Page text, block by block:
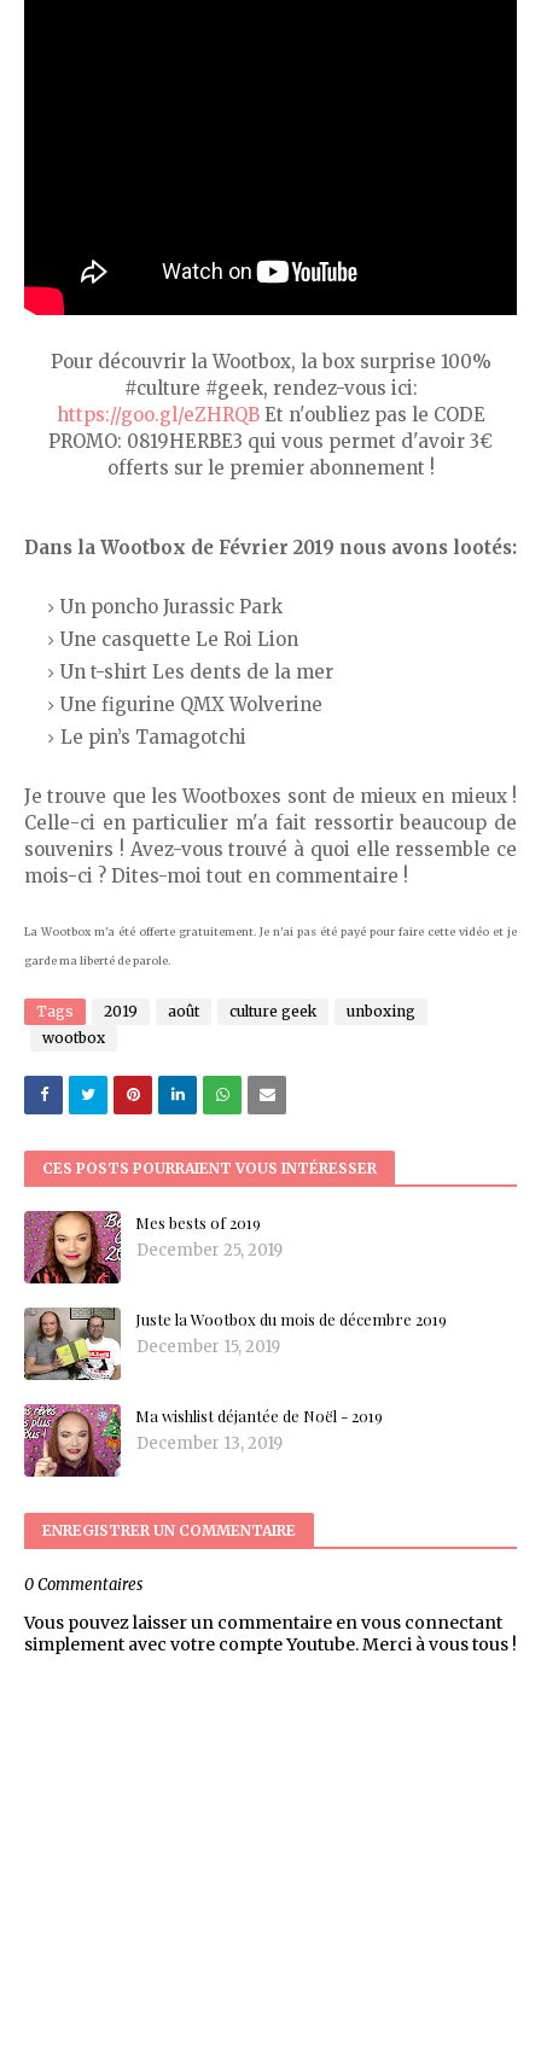
Pour découvrir la Wootbox, la box surprise 100%
#culture #geek, rendez-vous ici:
https://goo.gl/eZHRQBEt n'oubliez pas le CODE
PROMO: 0819HERBE3 qui vous permet d'avoir 3€
offerts sur le premier abonnement !
Dans la Wootbox de Février 2019 nous avons lootés:
Un poncho Jurassic Park
Une casquette Le Roi Lion
Un t-shirt Les dents de la mer
Une figurine QMX Wolverine
Le pin’s Tamagotchi
Je trouve que les Wootboxes sont de mieux en mieux !
Celle-ci en particulier m'a fait ressortir beaucoup de
souvenirs ! Avez-vous trouvé à quoi elle ressemble ce
mois-ci ? Dites-moi tout en commentaire !
La Wootbox m'a été offerte gratuitement. Je n'ai pas été payé pour faire cette vidéo et je
garde ma liberté de parole.
Tags 2019 août culture geek
unboxing
wootbox
CES POSTS POURRAIENT VOUS INTÉRESSER
Mes bests of 2019
December 25, 2019
Juste la Wootbox du mois de décembre 2019
December 15, 2019
Ma wishlist déjantée de Noël - 2019
December 13, 2019
ENREGISTRER UN COMMENTAIRE
0 Commentaires
Vous pouvez laisser un commentaire en vous connectant
simplement avec votre compte Youtube. Merci à vous tous !